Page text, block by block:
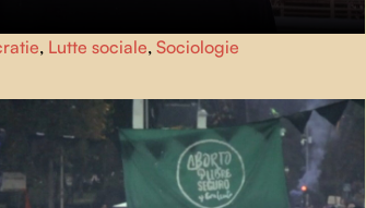
en cinéma direct,Afrikkirestitue une décennie de
les mouvements civiques et artistiques africains
, Lutte sociale,Sociologie